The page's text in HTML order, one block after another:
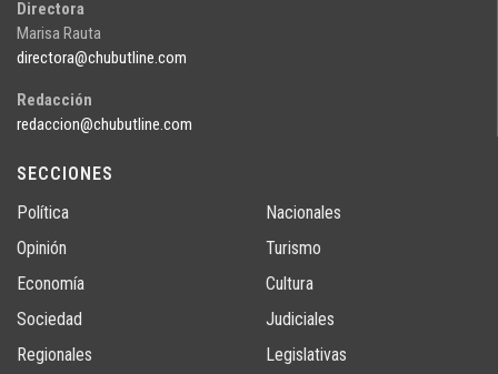
Directora
Marisa Rauta
directora@chubutline.com
Redacción
redaccion@chubutline.com
SECCIONES
Política
Opinión
Economía
Sociedad
Regionales
Nacionales
Turismo
Cultura
Judiciales
Legislativas